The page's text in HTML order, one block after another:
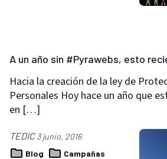
A un año sin #Pyrawebs, esto
Hacia la creación de la ley de
Personales Hoy hace un año que
en […]
TEDIC3 junio, 2016
Blog
Campañas